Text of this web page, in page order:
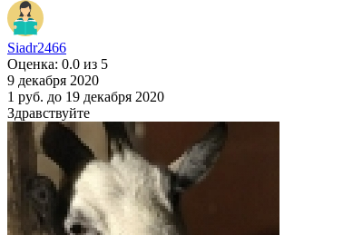
Siadr2466
Оценка: 0.0 из 5
9 декабря 2020
1 руб. до 19 декабря 2020
Здравствуйте